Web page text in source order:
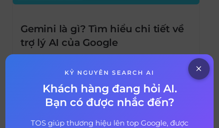
02 tháng 2, 2026 187 days ago
Gemini là gì? Tìm hiểu chi tiết về
trợ lý AI của Google
tên Gemini để giúp người dùng làm việc đạt
hiệu quả tốt hơn. Vậy Gemini là gì? Những
tính năng nổi bật của mô hình AI này là gì?
Hãy cùng TOS khám phá ngay cách sử dụng
công cụ AI này một cách hiệu quả […]
KỶ NGUYÊN SEARCH AI
Khách hàng đang hỏi AI.
Bạn có được nhắc đến?
TOS giúp thương hiệu lên top Google, được